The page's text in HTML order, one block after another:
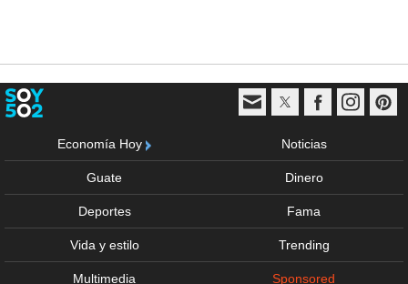
Economía Hoy Noticias
Guate Dinero
Deportes Fama
Vida y estilo Trending
Multimedia Sponsored